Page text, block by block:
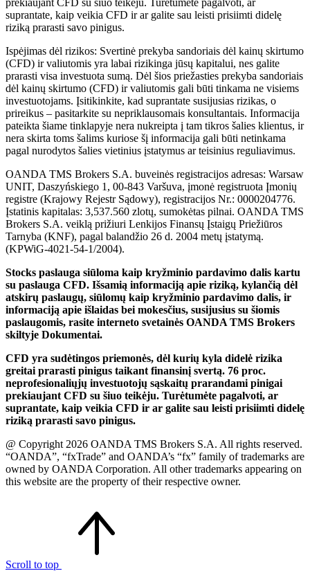
suprantate, kaip veikia CFD ir ar galite sau leisti prisiimti didelę
riziką prarasti savo pinigus.
Ispėjimas dėl rizikos: Svertinė prekyba sandoriais dėl kainų skirtumo
(CFD) ir valiutomis yra labai rizikinga jūsų kapitalui, nes galite
prarasti visa investuota sumą. Dėl šios priežasties prekyba sandoriais
dėl kainų skirtumo (CFD) ir valiutomis gali būti tinkama ne visiems
investuotojams. Įsitikinkite, kad suprantate susijusias rizikas, o
prireikus – pasitarkite su nepriklausomais konsultantais. Informacija
pateikta šiame tinklapyje nera nukreipta į tam tikros šalies klientus, ir
nera skirta toms šalims kuriose šį informacija gali būti netinkama
pagal nurodytos šalies vietinius įstatymus ar teisinius reguliavimus.
OANDA TMS Brokers S.A. buveinės registracijos adresas: Warsaw
UNIT, Daszyńskiego 1, 00-843 Varšuva, įmonė registruota Įmonių
registre (Krajowy Rejestr Sądowy), registracijos Nr.: 0000204776.
Įstatinis kapitalas: 3,537.560 zlotų, sumokėtas pilnai. OANDA TMS
Brokers S.A. veiklą prižiuri Lenkijos Finansų Įstaigų Priežiūros
Tarnyba (KNF), pagal balandžio 26 d. 2004 metų įstatymą.
(KPWiG-4021-54-1/2004).
Stocks paslauga siūloma kaip kryžminio pardavimo dalis kartu
su paslauga CFD. Išsamią informaciją apie riziką, kylančią dėl
atskirų paslaugų, siūlomų kaip kryžminio pardavimo dalis, ir
informaciją apie išlaidas bei mokesčius, susijusius su šiomis
paslaugomis, rasite interneto svetainės OANDA TMS Brokers
skiltyje Dokumentai.
CFD yra sudėtingos priemonės, dėl kurių kyla didelė rizika
greitai prarasti pinigus taikant finansinį svertą. 76 proc.
neprofesionaliųjų investuotojų sąskaitų prarandami pinigai
prekiaujant CFD su šiuo teikėju. Turėtumėte pagalvoti, ar
suprantate, kaip veikia CFD ir ar galite sau leisti prisiimti didelę
riziką prarasti savo pinigus.
@ Copyright 2026 OANDA TMS Brokers S.A. All rights reserved.
“OANDA”, “fxTrade” and OANDA’s “fx” family of trademarks are
owned by OANDA Corporation. All other trademarks appearing on
this website are the property of their respective owner.
Scroll to top